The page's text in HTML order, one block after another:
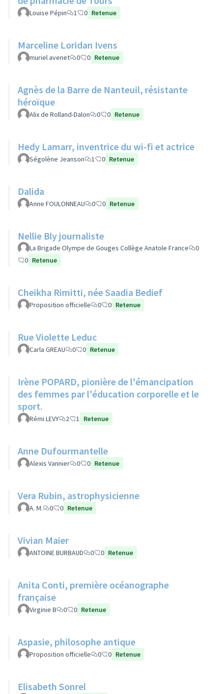
Louise Pépin 1 0 Retenue
Marceline Loridan Ivens
muriel avenet 0 0 Retenue
Agnès de la Barre de Nanteuil, résistante
héroïque
Alix de Rolland-Dalon 0 0 Retenue
Hedy Lamarr, inventrice du wi-fi et actrice
Ségolène Jeanson 1 0 Retenue
Dalida
Anne FOULONNEAU 0 0 Retenue
Nellie Bly journaliste
La Brigade Olympe de Gouges Collège Anatole France
0
0 Retenue
Cheikha Rimitti, née Saadia Bedief
Proposition officielle 0 0 Retenue
Rue Violette Leduc
Carla GREAU 0 0 Retenue
Irène POPARD, pionière de l'émancipation
des femmes par l'éducation corporelle et le
sport.
Rémi LEVY 2 1 Retenue
Anne Dufourmantelle
Alexis Vannier 0 0 Retenue
Vera Rubin, astrophysicienne
A. M. 0 0 Retenue
Vivian Maier
ANTOINE BURBAUD 0 0 Retenue
Anita Conti, première océanographe
française
Virginie B 0 0 Retenue
Aspasie, philosophe antique
Proposition officielle 0 0 Retenue
Elisabeth Sonrel